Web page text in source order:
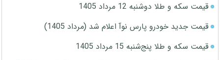
قیمت سکه و طلا دوشنبه 12 مرداد 1405
قیمت جدید خودرو پارس نوآ اعلام شد (مرداد 1405)
قیمت سکه و طلا پنج‌شنبه 15 مرداد 1405